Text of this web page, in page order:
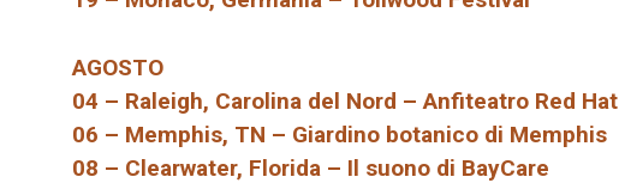
AGOSTO
04 – Raleigh, Carolina del Nord – Anfiteatro Red Hat
06 – Memphis, TN – Giardino botanico di Memphis
08 – Clearwater, Florida – Il suono di BayCare